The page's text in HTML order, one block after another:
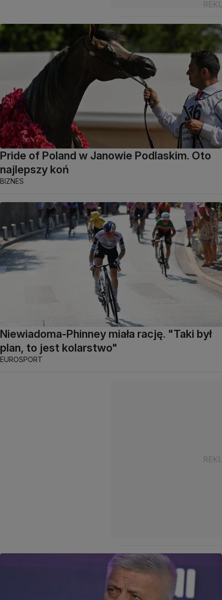
Pride of Poland w Janowie Podlaskim. Oto
najlepszy koń
BIZNES
Niewiadoma-Phinney miała rację. "Taki był
plan, to jest kolarstwo"
EUROSPORT